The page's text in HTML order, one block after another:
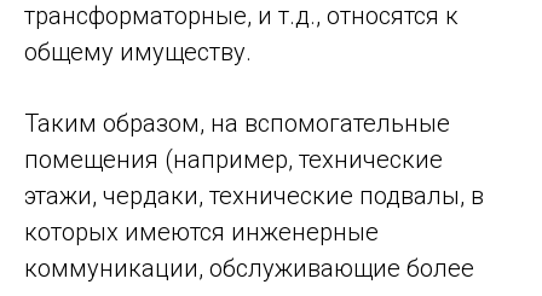
трансформаторные, и т.д., относятся к
общему имуществу.
Таким образом, на вспомогательные
помещения (например, технические
этажи, чердаки, технические подвалы, в
которых имеются инженерные
коммуникации, обслуживающие более